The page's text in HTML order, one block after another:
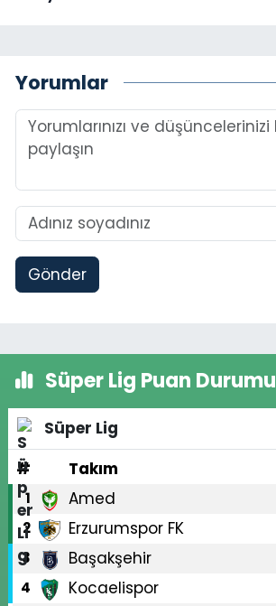
Yorumlar
Gönder
Süper Lig Puan Durumu
Süper Lig
#
Takım
1 Amed
2 Erzurumspor FK
3 Başakşehir
4 Kocaelispor